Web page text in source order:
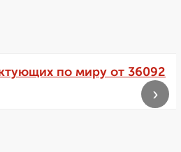
по миру от 36092
›